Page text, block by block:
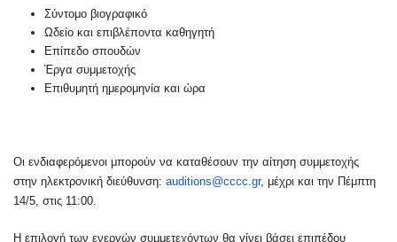
Σύντομο βιογραφικό
Ωδείο και επιβλέποντα καθηγητή
Επίπεδο σπουδών
Έργα συμμετοχής
Επιθυμητή ημερομηνία και ώρα
Οι ενδιαφερόμενοι μπορούν να καταθέσουν την αίτηση συμμετοχής
στην ηλεκτρονική διεύθυνση: auditions@cccc.gr, μέχρι και την Πέμπτη
14/5, στις 11:00.
Η επιλογή των ενεργών συμμετεχόντων θα γίνει βάσει επιπέδου